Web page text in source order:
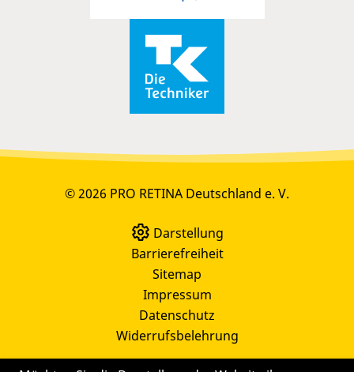
© 2026 PRO RETINA Deutschland e. V.
Darstellung
Barrierefreiheit
Sitemap
Impressum
Datenschutz
Widerrufsbelehrung